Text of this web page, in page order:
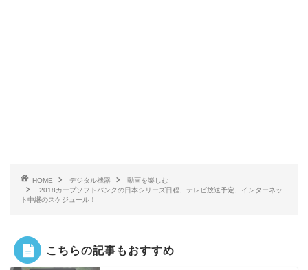
HOME デジタル機器
動画を楽しむ
2018カープソフトバンクの日本シリーズ日程、テレビ放送予定、インターネッ
ト中継のスケジュール！
こちらの記事もおすすめ